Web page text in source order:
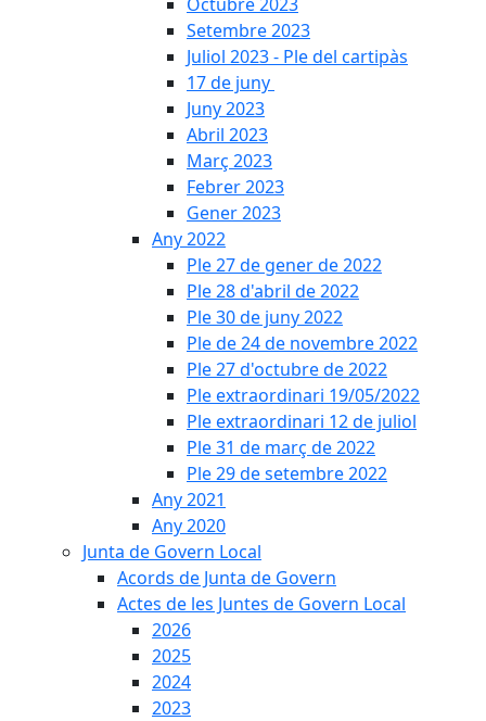
Setembre 2023
Juliol 2023 - Ple del cartipàs
17 de juny
Juny 2023
Abril 2023
Març 2023
Febrer 2023
Gener 2023
Any 2022
Ple 27 de gener de 2022
Ple 28 d'abril de 2022
Ple 30 de juny 2022
Ple de 24 de novembre 2022
Ple 27 d'octubre de 2022
Ple extraordinari 19/05/2022
Ple extraordinari 12 de juliol
Ple 31 de març de 2022
Ple 29 de setembre 2022
Any 2021
Any 2020
Junta de Govern Local
Acords de Junta de Govern
Actes de les Juntes de Govern Local
2026
2025
2024
2023